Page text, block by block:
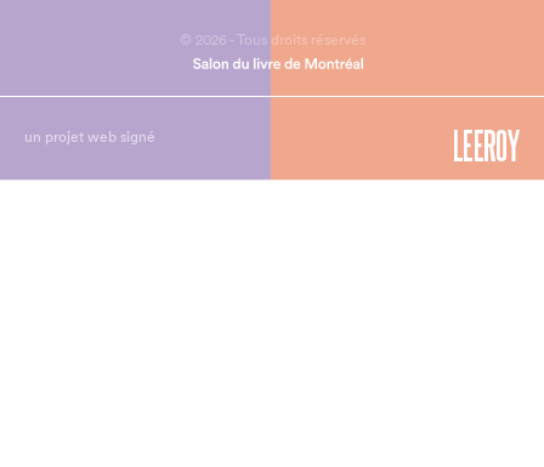
© 2026 - Tous droits réservés
un projet web signé